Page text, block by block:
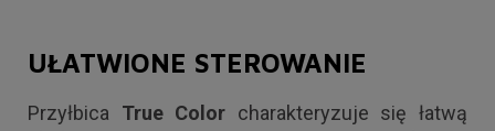
UŁATWIONE STEROWANIE
Przyłbica True Color charakteryzuje się łatwą